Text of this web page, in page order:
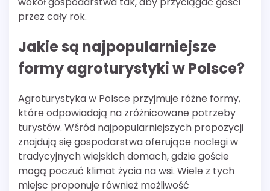
przez cały rok.
Jakie są najpopularniejsze
formy agroturystyki w Polsce?
Agroturystyka w Polsce przyjmuje różne formy,
które odpowiadają na zróżnicowane potrzeby
turystów. Wśród najpopularniejszych propozycji
znajdują się gospodarstwa oferujące noclegi w
tradycyjnych wiejskich domach, gdzie goście
mogą poczuć klimat życia na wsi. Wiele z tych
miejsc proponuje również możliwość